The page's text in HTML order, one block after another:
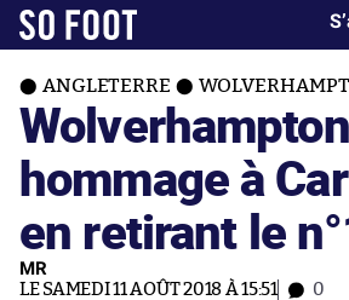
ANGLETERRE
hommage à
en retirant le
MR
LE SAMEDI 11 AOÛT 2018 À 15:51 0